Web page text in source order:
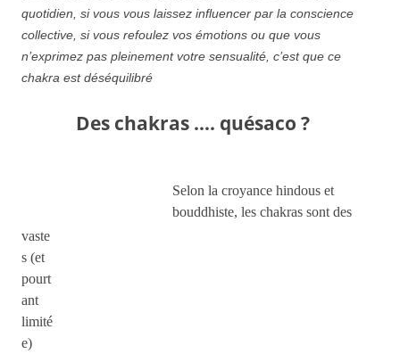
quotidien, si vous vous laissez influencer par la conscience
collective, si vous refoulez vos émotions ou que vous
n’exprimez pas pleinement votre sensualité, c’est que ce
chakra est déséquilibré
Des chakras …. quésaco ?
Selon la croyance hindous et
bouddhiste, les chakras sont des
vaste
s (et
pourt
ant
limité
e)